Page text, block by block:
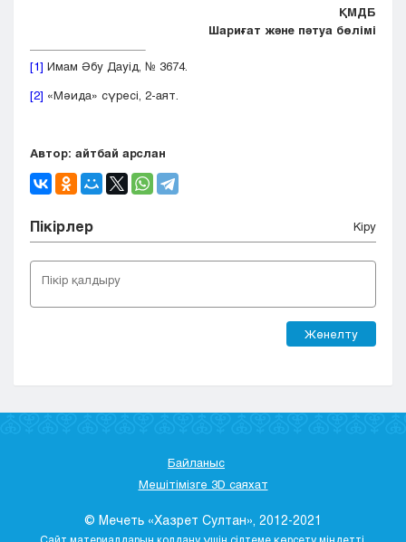
ҚМДБ
Шариғат және пәтуа бөлімі
[1] Имам Әбу Дауід, № 3674.
[2] «Мәида» сүресі, 2-аят.
Автор: айтбай арслан
Пікірлер Кіру
Жөнелту
Байланыс
Мешітімізге 3D саяхат
© Мечеть «Хазрет Султан», 2012-2021
Сайт материалдарын қолдану үшін сілтеме көрсету міндетті.